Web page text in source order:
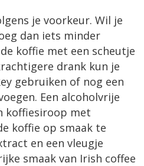
je voorkeur. Wil je
dan iets minder
koffie met een scheutje
drank kun je
gebruiken of nog een
Een alcoholvrije
koffiesiroop met
koffie op smaak te
en een vleugje
smaak van Irish coffee